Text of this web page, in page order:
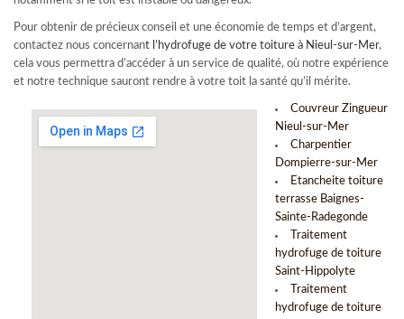
Pour obtenir de précieux conseil et une économie de temps et d’argent,
contactez nous concernant l’ hydrofuge de votre toiture à Nieul-sur-Mer,
cela vous permettra d’accéder à un service de qualité, où notre expérience
et notre technique sauront rendre à votre toit la santé qu’il mérite.
Couvreur Zingueur
Nieul-sur-Mer
Charpentier
Dompierre-sur-Mer
Etancheite toiture
terrasse Baignes-
Sainte-Radegonde
Traitement
hydrofuge de toiture
Saint-Hippolyte
Traitement
hydrofuge de toiture